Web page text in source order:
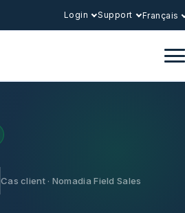
Login Support Français
Cas client · Nomadia Field Sales